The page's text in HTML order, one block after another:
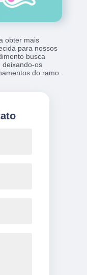
obter mais
para nossos
busca
deixando-os
do ramo.